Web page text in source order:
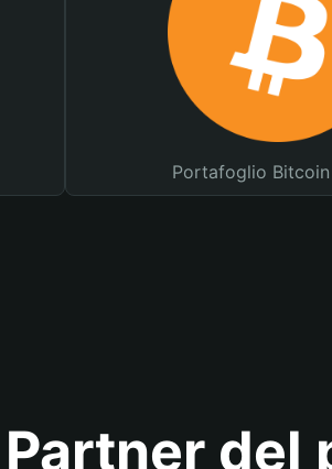
Portafoglio Bitcoin
Partner del